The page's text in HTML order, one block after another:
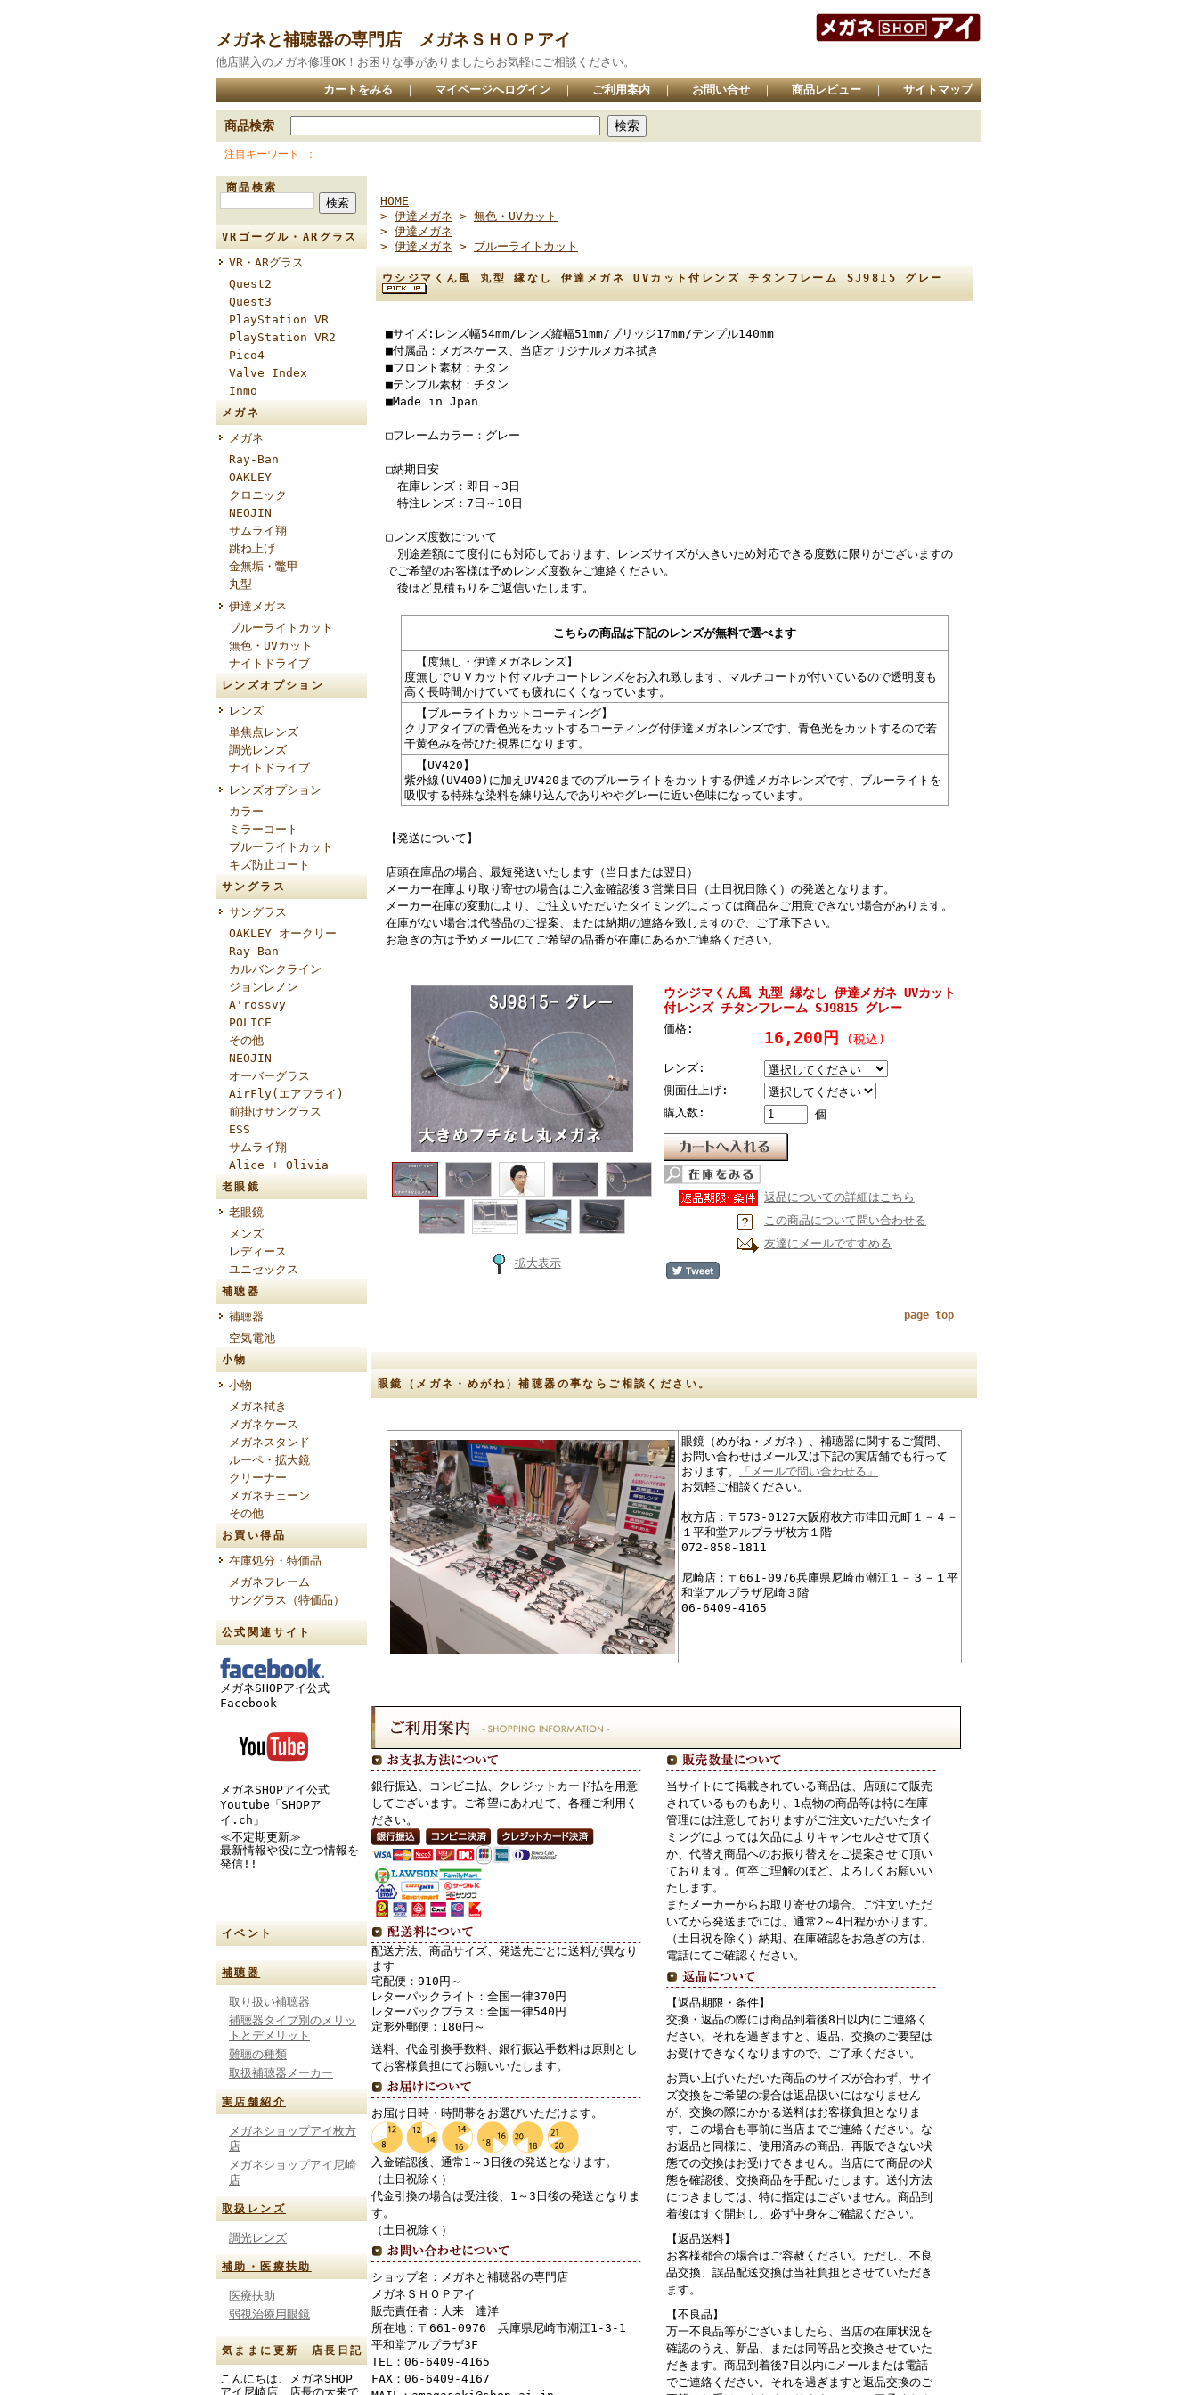
メガネと補聴器の専門店 メガネＳＨＯＰアイ
他店購入のメガネ修理OK！お困りな事がありましたらお気軽にご相談ください。
カートをみる ｜ マイページへログイン ｜ ご利用案内 ｜ お問い合せ ｜ 商品レビュー ｜ サイトマップ
商品検索
注目キーワード
商品検索
VRゴーグル・ARグラス
VR・ARグラス
Quest2
Quest3
PlayStation VR
PlayStation VR2
Pico4
Valve Index
Inmo
メガネ
メガネ
Ray-Ban
OAKLEY
クロニック
NEOJIN
サムライ翔
跳ね上げ
金無垢・鼈甲
丸型
伊達メガネ
ブルーライトカット
無色・UVカット
ナイトドライブ
レンズオプション
レンズ
単焦点レンズ
調光レンズ
ナイトドライブ
レンズオプション
カラー
ミラーコート
ブルーライトカット
キズ防止コート
サングラス
サングラス
OAKLEY オークリー
Ray-Ban
カルバンクライン
ジョンレノン
A'rossvy
POLICE
その他
NEOJIN
オーバーグラス
AirFly(エアフライ)
前掛けサングラス
ESS
サムライ翔
Alice + Olivia
老眼鏡
老眼鏡
メンズ
レディース
ユニセックス
補聴器
補聴器
空気電池
小物
小物
メガネ拭き
メガネケース
メガネスタンド
ルーペ・拡大鏡
クリーナー
メガネチェーン
その他
お買い得品
在庫処分・特価品
メガネフレーム
サングラス（特価品）
公式関連サイト
メガネSHOPアイ公式
Facebook
メガネSHOPアイ公式
Youtube「SHOPア
イ.ch」
≪不定期更新≫
最新情報や役に立つ情報を
発信!!
イベント
補聴器
取り扱い補聴器
補聴器タイプ別のメリッ
トとデメリット
難聴の種類
取扱補聴器メーカー
実店舗紹介
メガネショップアイ枚方
店
メガネショップアイ尼崎
店
取扱レンズ
調光レンズ
補助・医療扶助
医療扶助
弱視治療用眼鏡
気ままに更新 店長日記
こんにちは、メガネSHOP
アイ尼崎店 店長の大来で
HOME
> 伊達メガネ > 無色・UVカット
> 伊達メガネ
> 伊達メガネ > ブルーライトカット
ウシジマくん風 丸型 縁なし 伊達メガネ UVカット付レンズ チタンフレーム SJ9815 グレー
■サイズ:レンズ幅54mm/レンズ縦幅51mm/ブリッジ17mm/テンプル140mm
■付属品：メガネケース、当店オリジナルメガネ拭き
■フロント素材：チタン
■テンプル素材：チタン
■Made in Jpan
□フレームカラー：グレー
□納期目安
在庫レンズ：即日～3日
特注レンズ：7日～10日
□レンズ度数について
別途差額にて度付にも対応しております、レンズサイズが大きいため対応できる度数に限りがございますの
でご希望のお客様は予めレンズ度数をご連絡ください。
後ほど見積もりをご返信いたします。
こちらの商品は下記のレンズが無料で選べます
【度無し・伊達メガネレンズ】
度無しでＵＶカット付マルチコートレンズをお入れ致します、マルチコートが付いているので透明度も
高く長時間かけていても疲れにくくなっています。
【ブルーライトカットコーティング】
クリアタイプの青色光をカットするコーティング付伊達メガネレンズです、青色光をカットするので若
干黄色みを帯びた視界になります。
【UV420】
紫外線(UV400)に加えUV420までのブルーライトをカットする伊達メガネレンズです、ブルーライトを
吸収する特殊な染料を練り込んでありややグレーに近い色味になっています。
【発送について】
店頭在庫品の場合、最短発送いたします（当日または翌日）
メーカー在庫より取り寄せの場合はご入金確認後３営業日目（土日祝日除く）の発送となります。
メーカー在庫の変動により、ご注文いただいたタイミングによっては商品をご用意できない場合があります。
在庫がない場合は代替品のご提案、または納期の連絡を致しますので、ご了承下さい。
お急ぎの方は予めメールにてご希望の品番が在庫にあるかご連絡ください。
拡大表示
ウシジマくん風 丸型 縁なし 伊達メガネ UVカット
付レンズ チタンフレーム SJ9815 グレー
価格: 16,200円 (税込)
レンズ:
側面仕上げ:
購入数:
個
返品についての詳細はこちら
この商品について問い合わせる
友達にメールですすめる
page top
眼鏡（メガネ・めがね）補聴器の事ならご相談ください。
眼鏡（めがね・メガネ）、補聴器に関するご質問、
お問い合わせはメール又は下記の実店舗でも行って
おります。
「メールで問い合わせる」
お気軽ご相談ください。
枚方店：〒573-0127大阪府枚方市津田元町１－４－
１平和堂アルプラザ枚方１階
072-858-1811
尼崎店：〒661-0976兵庫県尼崎市潮江１－３－１平
和堂アルプラザ尼崎３階
06-6409-4165
銀行振込、コンビニ払、クレジットカード払を用意
してございます。ご希望にあわせて、各種ご利用く
ださい。
配送方法、商品サイズ、発送先ごとに送料が異なり
ます
宅配便：910円～
レターパックライト：全国一律370円
レターパックプラス：全国一律540円
定形外郵便：180円～
送料、代金引換手数料、銀行振込手数料は原則とし
てお客様負担にてお願いいたします。
お届け日時・時間帯をお選びいただけます。
入金確認後、通常1～3日後の発送となります。
（土日祝除く）
代金引換の場合は受注後、1～3日後の発送となりま
す。
（土日祝除く）
ショップ名：メガネと補聴器の専門店
メガネＳＨＯＰアイ
販売責任者：大来 達洋
所在地：〒661-0976 兵庫県尼崎市潮江1-3-1
平和堂アルプラザ3F
TEL：06-6409-4165
FAX：06-6409-4167
当サイトにて掲載されている商品は、店頭にて販売
されているものもあり、1点物の商品等は特に在庫
管理には注意しておりますがご注文いただいたタイ
ミングによっては欠品によりキャンセルさせて頂く
か、代替え商品へのお振り替えをご提案させて頂い
ております。何卒ご理解のほど、よろしくお願いい
たします。
またメーカーからお取り寄せの場合、ご注文いただ
いてから発送までには、通常2～4日程かかります。
（土日祝を除く）納期、在庫確認をお急ぎの方は、
電話にてご確認ください。
【返品期限・条件】
交換・返品の際には商品到着後8日以内にご連絡く
ださい。それを過ぎますと、返品、交換のご要望は
お受けできなくなりますので、ご了承ください。
お買い上げいただいた商品のサイズが合わず、サイ
ズ交換をご希望の場合は返品扱いにはなりません
が、交換の際にかかる送料はお客様負担となりま
す。この場合も事前に当店までご連絡ください。な
お返品と同様に、使用済みの商品、再販できない状
態での交換はお受けできません。当店にて商品の状
態を確認後、交換商品を手配いたします。送付方法
につきましては、特に指定はございません。商品到
着後はすぐ開封し、必ず中身をご確認ください。
【返品送料】
お客様都合の場合はご容赦ください。ただし、不良
品交換、誤品配送交換は当社負担とさせていただき
ます。
【不良品】
万一不良品等がございましたら、当店の在庫状況を
確認のうえ、新品、または同等品と交換させていた
だきます。商品到着後7日以内にメールまたは電話
でご連絡ください。それを過ぎますと返品交換のご